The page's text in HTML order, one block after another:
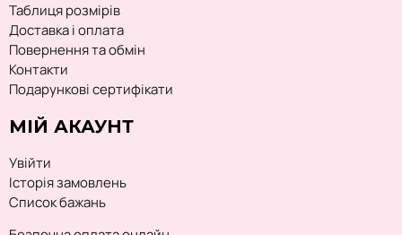
Таблиця розмірів
Доставка і оплата
Повернення та обмін
Контакти
Подарункові сертифікати
МІЙ АКАУНТ
Увійти
Історія замовлень
Список бажань